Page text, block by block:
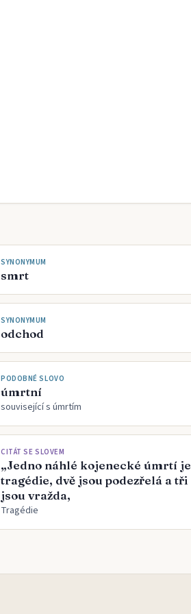
SYNONYMUM
smrt
SYNONYMUM
odchod
PODOBNÉ SLOVO
úmrtní
související s úmrtím
CITÁT SE SLOVEM
„Jedno náhlé kojenecké úmrtí je
tragédie, dvě jsou podezřelá a tři
jsou vražda,
Tragédie